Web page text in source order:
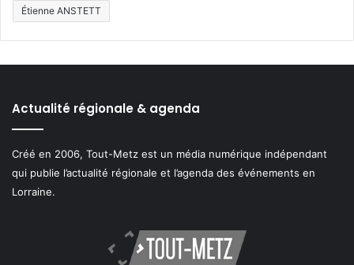
Étienne ANSTETT
Actualité régionale & agenda
Créé en 2006, Tout-Metz est un média numérique indépendant
qui publie l’actualité régionale et l’agenda des événements en
Lorraine.